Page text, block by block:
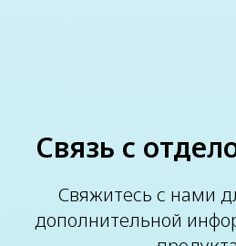
Связь с
Свяжитесь с нами
дополнительной